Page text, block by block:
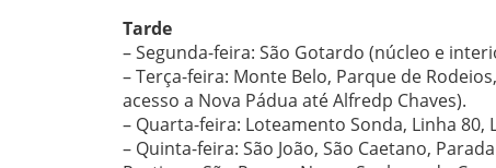
Tarde
– Segunda-feira: São Gotardo (núcleo e
– Terça-feira: Monte Belo, Parque de
acesso a Nova Pádua até Alfredp Chaves).
– Quarta-feira: Loteamento Sonda, Linha 80,
– Quinta-feira: São João, São Caetano,